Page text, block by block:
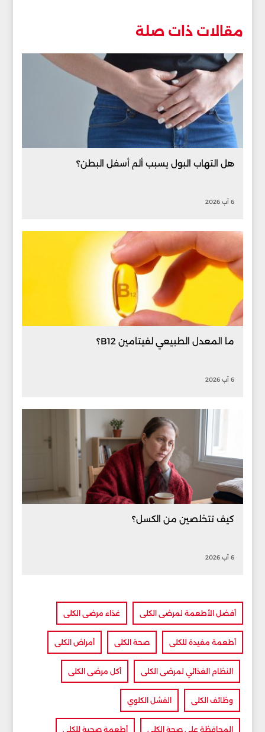
مقالات ذات صلة
هل التهاب البول يسبب ألم أسفل البطن؟
6 آب 2026
ما المعدل الطبيعي لفيتامين B12؟
6 آب 2026
كيف تتخلصين من الكسل؟
6 آب 2026
أفضل الأطعمة لمرضى الكلى غذاء مرضى الكلى
أطعمة مفيدة للكلى صحة الكلى أمراض الكلى
النظام الغذائي لمرضى الكلى أكل مرضى الكلى
وظائف الكلى الفشل الكلوي
المحافظة على صحة الكلى أطعمة صحية للكلى